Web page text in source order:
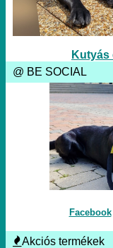
Kutyás
@ BE SOCIAL
Facebook
Akciós termékek